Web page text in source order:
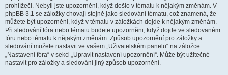
prohlížeči. Nebyli jste upozorněni, když došlo v tématu k nějakým změnám. V
phpBB 3.1 se záložky chovají stejně jako sledování tématu, což znamená, že
můžete být upozorněni, když v tématu v záložkách dojde k nějakým změnám.
Při sledování fóra nebo tématu budete upozorněni, když dojde ve sledovaném
fóru nebo tématu k nějakým změnám. Způsob upozornění pro záložky a
sledování můžete nastavit ve vašem „Uživatelském panelu“ na záložce
„Nastavení fóra“ v sekci „Upravit nastavení upozornění“. Může být užitečné
nastavit pro záložky a sledování jiný způsob upozornění.